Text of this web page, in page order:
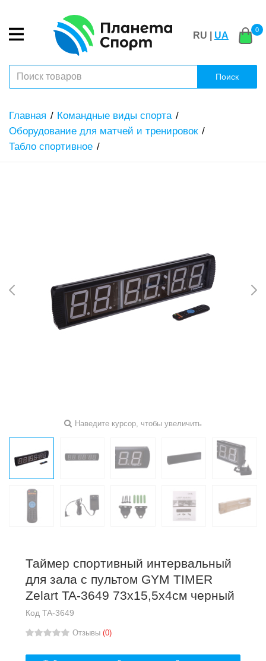
RU | UA
0
Поиск
Главная
Командные виды спорта
Оборудование для матчей и тренировок
Табло спортивное
Наведите курсор, чтобы увеличить
Таймер спортивный интервальный
для зала с пультом GYM TIMER
Zelart TA-3649 73x15,5x4см черный
Код TA-3649
Отзывы (0)